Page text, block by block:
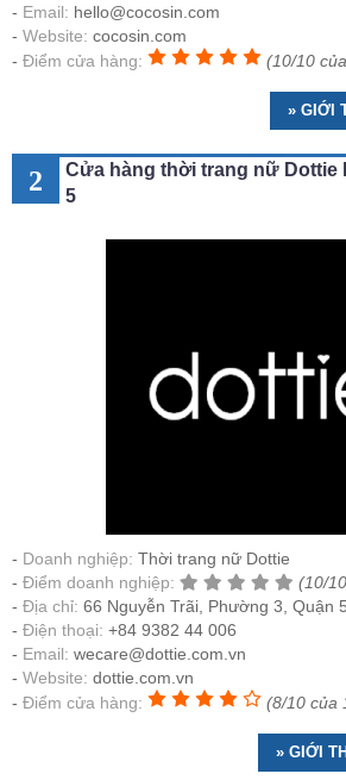
Email: hello@cocosin.com
Website: cocosin.com
Điểm cửa hàng:
(10/10
» GIỚI
2
Cửa hàng thời trang nữ Dottie
5
Doanh nghiệp: Thời trang nữ Dottie
Điểm doanh nghiệp:
(10/
Địa chỉ: 66 Nguyễn Trãi, Phường 3, Quận
Điện thoại: +84 9382 44 006
Email: wecare@dottie.com.vn
Website: dottie.com.vn
Điểm cửa hàng:
(8/10 của
» GIỚI